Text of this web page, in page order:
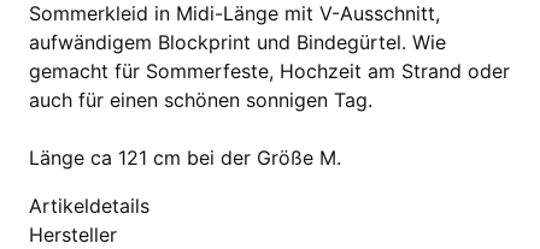
Sommerkleid in Midi-Länge mit V-Ausschnitt,
aufwändigem Blockprint und Bindegürtel. Wie
gemacht für Sommerfeste, Hochzeit am Strand oder
auch für einen schönen sonnigen Tag.
Länge ca 121 cm bei der Größe M.
Artikeldetails
Hersteller